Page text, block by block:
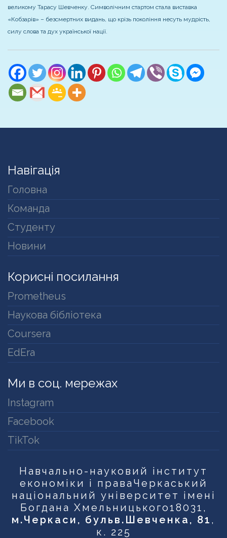
великому Тарасу Шевченку. Символічним стартом стала виставка
«Кобзарів» – безсмертних видань, що крізь покоління несуть мудрість,
силу слова та дух української нації.
Навігація
Головна
Команда
Студенту
Новини
Корисні посилання
Prometheus
Наукова бібліотека
Coursera
EdEra
Ми в соц. мережах
Instagram
Facebook
TikTok
Навчально-науковий інститут
економіки і права Черкаський
національний університет імені
Богдана Хмельницького18031,
м.Черкаси, бульв.Шевченка, 81 ,
к. 225